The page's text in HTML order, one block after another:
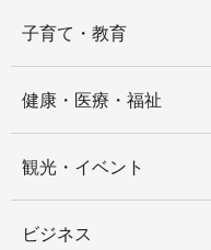
子育て・教育
健康・医療・福祉
観光・イベント
ビジネス